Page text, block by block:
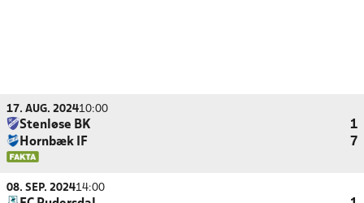
17. AUG. 202410:00
Stenløse BK
1
Hornbæk IF
7
08. SEP. 202414:00